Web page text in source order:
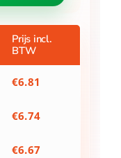
Prijs incl.
BTW
€6.81
€6.74
€6.67